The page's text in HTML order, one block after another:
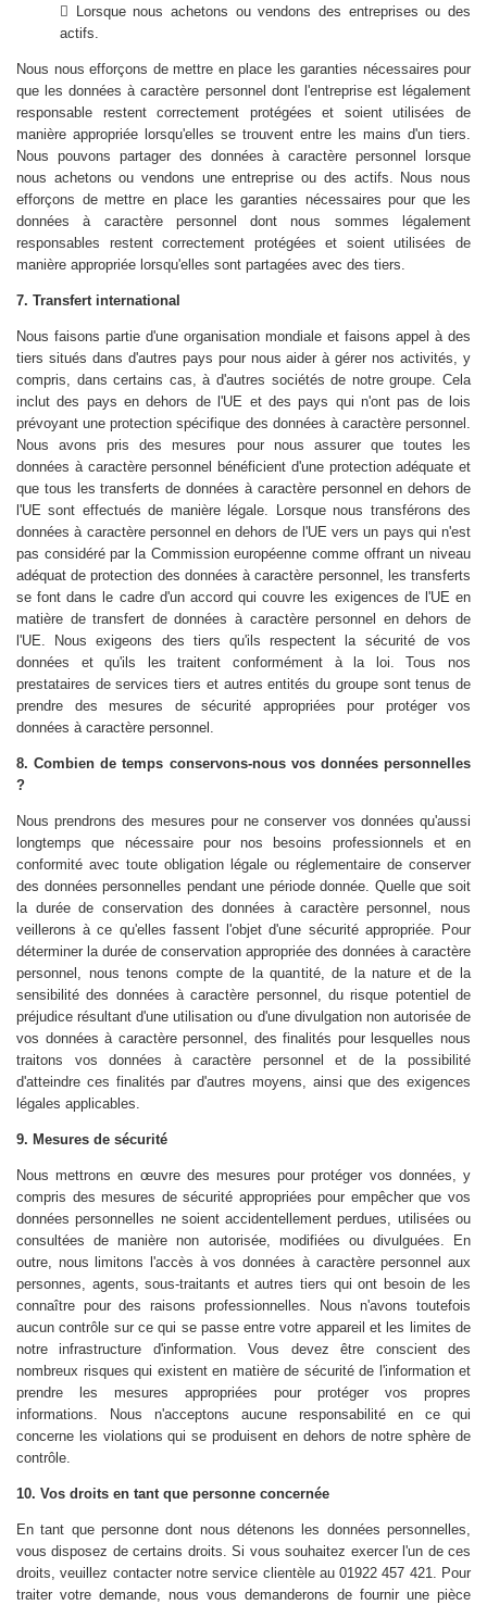
 Lorsque nous achetons ou vendons des entreprises ou des
actifs.
Nous nous efforçons de mettre en place les garanties nécessaires pour
que les données à caractère personnel dont l'entreprise est légalement
responsable restent correctement protégées et soient utilisées de
manière appropriée lorsqu'elles se trouvent entre les mains d'un tiers.
Nous pouvons partager des données à caractère personnel lorsque
nous achetons ou vendons une entreprise ou des actifs. Nous nous
efforçons de mettre en place les garanties nécessaires pour que les
données à caractère personnel dont nous sommes légalement
responsables restent correctement protégées et soient utilisées de
manière appropriée lorsqu'elles sont partagées avec des tiers.
7. Transfert international
Nous faisons partie d'une organisation mondiale et faisons appel à des
tiers situés dans d'autres pays pour nous aider à gérer nos activités, y
compris, dans certains cas, à d'autres sociétés de notre groupe. Cela
inclut des pays en dehors de l'UE et des pays qui n'ont pas de lois
prévoyant une protection spécifique des données à caractère personnel.
Nous avons pris des mesures pour nous assurer que toutes les
données à caractère personnel bénéficient d'une protection adéquate et
que tous les transferts de données à caractère personnel en dehors de
l'UE sont effectués de manière légale. Lorsque nous transférons des
données à caractère personnel en dehors de l'UE vers un pays qui n'est
pas considéré par la Commission européenne comme offrant un niveau
adéquat de protection des données à caractère personnel, les transferts
se font dans le cadre d'un accord qui couvre les exigences de l'UE en
matière de transfert de données à caractère personnel en dehors de
l'UE. Nous exigeons des tiers qu'ils respectent la sécurité de vos
données et qu'ils les traitent conformément à la loi. Tous nos
prestataires de services tiers et autres entités du groupe sont tenus de
prendre des mesures de sécurité appropriées pour protéger vos
données à caractère personnel.
8. Combien de temps conservons-nous vos données personnelles
?
Nous prendrons des mesures pour ne conserver vos données qu'aussi
longtemps que nécessaire pour nos besoins professionnels et en
conformité avec toute obligation légale ou réglementaire de conserver
des données personnelles pendant une période donnée. Quelle que soit
la durée de conservation des données à caractère personnel, nous
veillerons à ce qu'elles fassent l'objet d'une sécurité appropriée. Pour
déterminer la durée de conservation appropriée des données à caractère
personnel, nous tenons compte de la quantité, de la nature et de la
sensibilité des données à caractère personnel, du risque potentiel de
préjudice résultant d'une utilisation ou d'une divulgation non autorisée de
vos données à caractère personnel, des finalités pour lesquelles nous
traitons vos données à caractère personnel et de la possibilité
d'atteindre ces finalités par d'autres moyens, ainsi que des exigences
légales applicables.
9. Mesures de sécurité
Nous mettrons en œuvre des mesures pour protéger vos données, y
compris des mesures de sécurité appropriées pour empêcher que vos
données personnelles ne soient accidentellement perdues, utilisées ou
consultées de manière non autorisée, modifiées ou divulguées. En
outre, nous limitons l'accès à vos données à caractère personnel aux
personnes, agents, sous-traitants et autres tiers qui ont besoin de les
connaître pour des raisons professionnelles. Nous n'avons toutefois
aucun contrôle sur ce qui se passe entre votre appareil et les limites de
notre infrastructure d'information. Vous devez être conscient des
nombreux risques qui existent en matière de sécurité de l'information et
prendre les mesures appropriées pour protéger vos propres
informations. Nous n'acceptons aucune responsabilité en ce qui
concerne les violations qui se produisent en dehors de notre sphère de
contrôle.
10. Vos droits en tant que personne concernée
En tant que personne dont nous détenons les données personnelles,
vous disposez de certains droits. Si vous souhaitez exercer l'un de ces
droits, veuillez contacter notre service clientèle au 01922 457 421. Pour
traiter votre demande, nous vous demanderons de fournir une pièce